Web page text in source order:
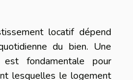
locatif dépend
du bien. Une
fondamentale pour
lesquelles le logement